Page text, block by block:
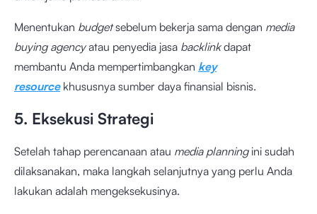
Menentukan budgetsebelum bekerja sama dengan media
buying agencyatau penyedia jasa backlinkdapat
membantu Anda mempertimbangkan key
resource khususnya sumber daya finansial bisnis.
5. Eksekusi Strategi
Setelah tahap perencanaan atau media planning ini sudah
dilaksanakan, maka langkah selanjutnya yang perlu Anda
lakukan adalah mengeksekusinya.